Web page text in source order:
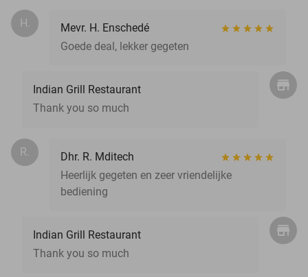
H.
Mevr. H. Enschedé
Goede deal, lekker gegeten
Indian Grill Restaurant
Thank you so much
R.
Dhr. R. Mditech
Heerlijk gegeten en zeer vriendelijke
bediening
Indian Grill Restaurant
Thank you so much